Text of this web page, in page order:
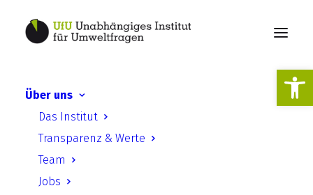
Über uns
Das Institut
Transparenz & Werte
Team
Jobs
KIBA-D: Kontinuierliche KI-
basierte Biodiversitäts-
Assessments für
Deutschland